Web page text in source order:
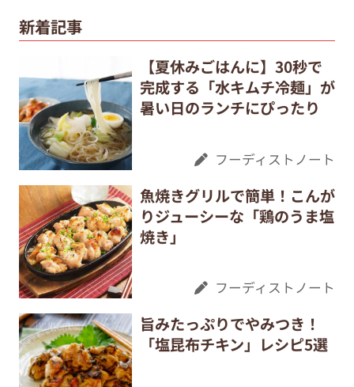
新着記事
【夏休みごはんに】30秒で
完成する「水キムチ冷麺」が
暑い日のランチにぴったり
フーディストノート
魚焼きグリルで簡単！こんが
りジューシーな「鶏のうま塩
焼き」
フーディストノート
旨みたっぷりでやみつき！
「塩昆布チキン」レシピ5選